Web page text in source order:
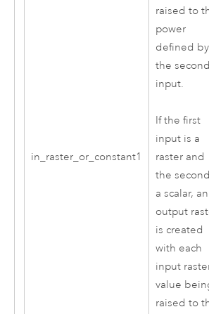
in_raster_or_constant1
raised to
power
defined by
the second
input.
If the first
input is a
raster and
the
a scalar, an
output
is created
with each
input
value
raised to